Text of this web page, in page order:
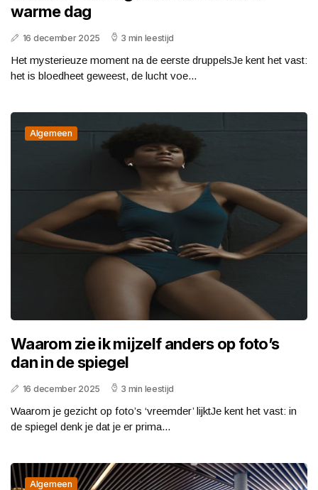
warme dag
16 december 2025 3 min leestijd
Het mysterieuze moment na de eerste druppelsJe kent het vast:
het is bloedheet geweest, de lucht voe...
Algemeen
Waarom zie ik mijzelf anders op foto’s
dan in de spiegel
16 december 2025 3 min leestijd
Waarom je gezicht op foto’s ‘vreemder’ lijktJe kent het vast: in
de spiegel denk je dat je er prima...
Algemeen